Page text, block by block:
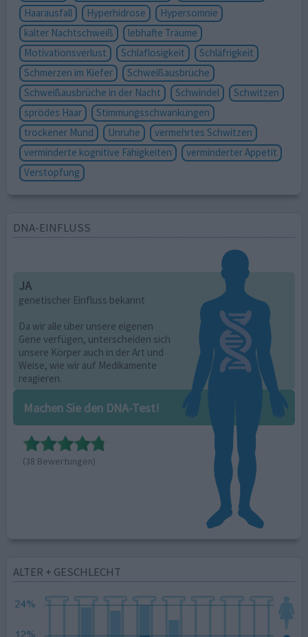
Haarausfall
Hyperhidrose
Hypersomnie
kalter Nachtschweiß
lebhafte Träume
Motivationsverlust
Schlaflosigkeit
Schläfrigkeit
Schmerzen im Kiefer
Schweißausbrüche
Schweißausbrüche in der Nacht
Schwindel
Schwitzen
sprödes Haar
Stimmungsschwankungen
trockener Mund
Unruhe
vermehrtes Schwitzen
verminderte kognitive Fähigkeiten
verminderter Appetit
Verstopfung
DNA-EINFLUSS
JA
genetischer Einfluss bekannt
Da wir alle über unsere eigenen
Gene verfügen, unterscheiden sich
unsere Körper auch in der Art und
Weise, wie wir auf Medikamente
reagieren.
Machen Sie den DNA-Test!
(38 Bewertungen)
ALTER + GESCHLECHT